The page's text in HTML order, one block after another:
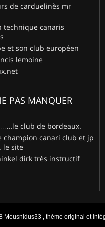
de carduelinès mr
technique canaris
et son club européen
lemoine
PAS MANQUER
……le club de bordeaux.
le champion canari club et jp
le site
dirk très instructif
Meusnidus33 , thème original et